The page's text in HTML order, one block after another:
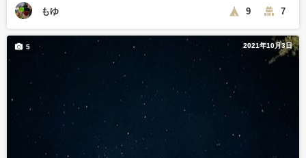
もゆ 9 7
2021年10月3日
5